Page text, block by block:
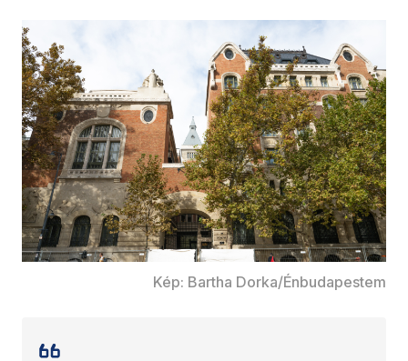
Kép: Bartha Dorka/Énbudapestem